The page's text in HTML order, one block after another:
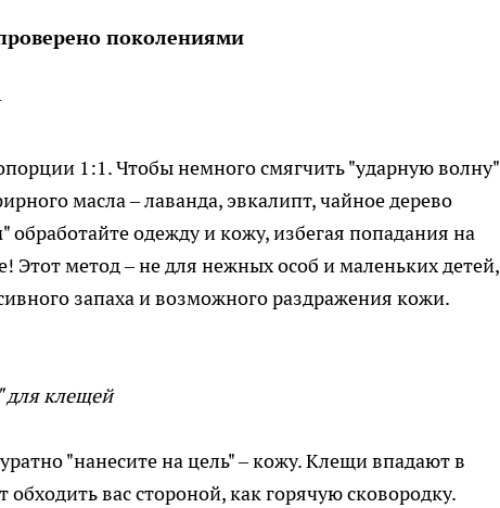
поколениями
1:1. Чтобы немного смягчить "ударную волну"
масла – лаванда, эвкалипт, чайное дерево
одежду и кожу, избегая попадания на
Этот метод – не для нежных особ и маленьких детей,
запаха и возможного раздражения кожи.
для клещей
"нанесите на цель" – кожу. Клещи впадают в
вас стороной, как горячую сковородку.